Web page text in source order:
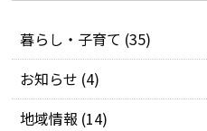
暮らし・子育て (35)
お知らせ (4)
地域情報 (14)